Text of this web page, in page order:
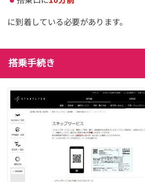
に到着している必要があります。
搭乗手続き